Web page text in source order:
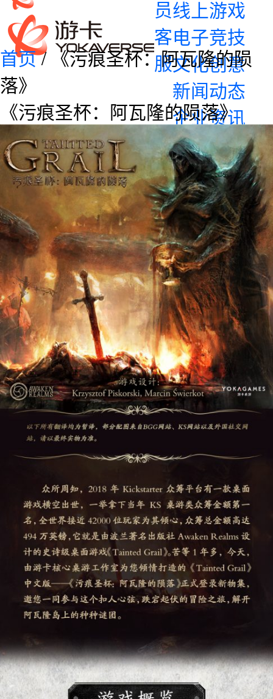
员
客
服
线上游戏
电子竞技
文化创意
新闻动态
企业资讯
产品资讯
加入我们
校园招聘
社会招聘
联系我们
合作联系
BUSINESS
廉正举报
首页/ 《污痕圣杯：阿瓦隆的陨
落》
《污痕圣杯：阿瓦隆的陨落》